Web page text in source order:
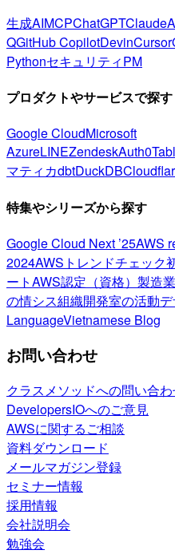
生成AIMCPChatGPTClaude
QGitHub CopilotDevinCursor
PythonセキュリティPM
プロダクトやサービスで探す
Google CloudMicrosoft
AzureLINEZendeskAuth0
マティカdbtDuckDB
特集やシリーズから探す
Google Cloud Next ’25AWS
2024AWSトレンドチェック
ートAWS認定（資格） 製造
の情シス組織開発室の活動
LanguageVietnamese Blog
お問い合わせ
クラスメソッドへの問い合
DevelopersIOへのご意見
AWSに関するご相談
資料ダウンロード
メールマガジン登録
セミナー情報
採用情報
会社説明会
勉強会